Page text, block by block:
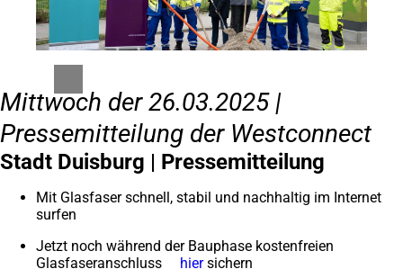
Mittwoch der 26.03.2025 |
Pressemitteilung der Westconnect
Stadt Duisburg | Pressemitteilung
Mit Glasfaser schnell, stabil und nachhaltig im Internet
surfen
Jetzt noch während der Bauphase kostenfreien
Glasfaseranschluss
hier(Öffnet
sichern